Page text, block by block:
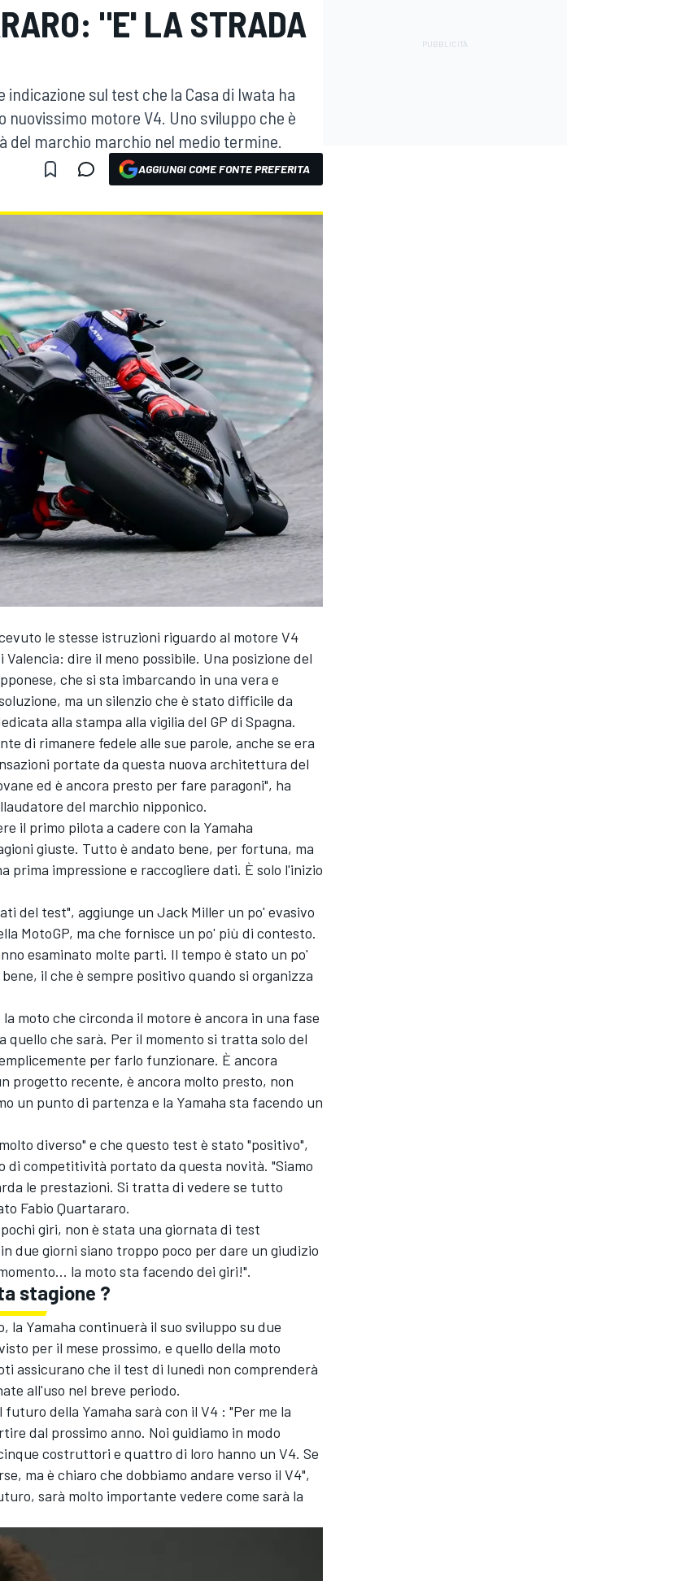
"E' LA STRADA
sul test che la Casa di Iwata ha
motore V4. Uno sviluppo che è
marchio marchio nel medio termine.
AGGIUNGI COME FONTE PREFERITA
le stesse istruzioni riguardo al motore V4
dire il meno possibile. Una posizione del
che si sta imbarcando in una vera e
ma un silenzio che è stato difficile da
alla stampa alla vigilia del GP di Spagna.
di rimanere fedele alle sue parole, anche se era
portate da questa nuova architettura del
ed è ancora presto per fare paragoni", ha
del marchio nipponico.
il primo pilota a cadere con la Yamaha
giuste. Tutto è andato bene, per fortuna, ma
prima impressione e raccogliere dati. È solo l'inizio
del test", aggiunge un Jack Miller un po' evasivo
MotoGP, ma che fornisce un po' più di contesto.
esaminato molte parti. Il tempo è stato un po'
il che è sempre positivo quando si organizza
moto che circonda il motore è ancora in una fase
quello che sarà. Per il momento si tratta solo del
per farlo funzionare. È ancora
progetto recente, è ancora molto presto, non
un punto di partenza e la Yamaha sta facendo un
diverso" e che questo test è stato "positivo",
di competitività portato da questa novità. "Siamo
le prestazioni. Si tratta di vedere se tutto
Fabio Quartararo.
giri, non è stata una giornata di test
due giorni siano troppo poco per dare un giudizio
la moto sta facendo dei giri!".
stagione ?
la Yamaha continuerà il suo sviluppo su due
per il mese prossimo, e quello della moto
assicurano che il test di lunedì non comprenderà
all'uso nel breve periodo.
della Yamaha sarà con il V4 : "Per me la
dal prossimo anno. Noi guidiamo in modo
costruttori e quattro di loro hanno un V4. Se
ma è chiaro che dobbiamo andare verso il V4",
sarà molto importante vedere come sarà la